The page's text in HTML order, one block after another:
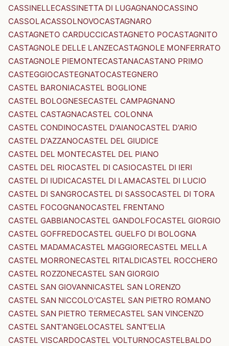
CASSINELLECASSINETTA DI LUGAGNANOCASSINO
CASSOLACASSOLNOVOCASTAGNARO
CASTAGNETO CARDUCCICASTAGNETO POCASTAGNITO
CASTAGNOLE DELLE LANZECASTAGNOLE MONFERRATO
CASTAGNOLE PIEMONTECASTANACASTANO PRIMO
CASTEGGIOCASTEGNATOCASTEGNERO
CASTEL BARONIACASTEL BOGLIONE
CASTEL BOLOGNESECASTEL CAMPAGNANO
CASTEL CASTAGNACASTEL COLONNA
CASTEL CONDINOCASTEL D'AIANOCASTEL D'ARIO
CASTEL D'AZZANOCASTEL DEL GIUDICE
CASTEL DEL MONTECASTEL DEL PIANO
CASTEL DEL RIOCASTEL DI CASIOCASTEL DI IERI
CASTEL DI IUDICACASTEL DI LAMACASTEL DI LUCIO
CASTEL DI SANGROCASTEL DI SASSOCASTEL DI TORA
CASTEL FOCOGNANOCASTEL FRENTANO
CASTEL GABBIANOCASTEL GANDOLFOCASTEL GIORGIO
CASTEL GOFFREDOCASTEL GUELFO DI BOLOGNA
CASTEL MADAMACASTEL MAGGIORECASTEL MELLA
CASTEL MORRONECASTEL RITALDICASTEL ROCCHERO
CASTEL ROZZONECASTEL SAN GIORGIO
CASTEL SAN GIOVANNICASTEL SAN LORENZO
CASTEL SAN NICCOLO'CASTEL SAN PIETRO ROMANO
CASTEL SAN PIETRO TERMECASTEL SAN VINCENZO
CASTEL SANT'ANGELOCASTEL SANT'ELIA
CASTEL VISCARDOCASTEL VOLTURNOCASTELBALDO